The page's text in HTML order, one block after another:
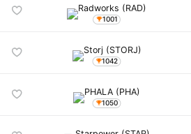
1001
1042
1050